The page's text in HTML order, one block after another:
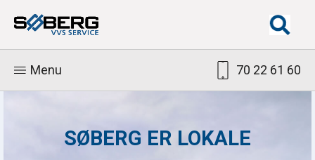
Menu 70 22 61 60
SØBERG ER LOKALE